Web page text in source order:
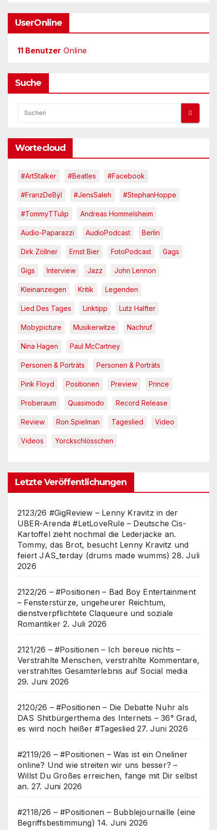
UserOnline
11 Benutzer Online
Suche
Wortecloud
#ArtStalker #Beatles #Facebook
#FranzDeBÿl #JensSaleh #StephanHoppe
#TommyTTulip Andreas Hommelsheim
Audio-Paparazzi AudioPodcast Berlin
Dirk Zöllner Ernst Bier FotoPodcast Gags
Gigs Interview Jazz John Lennon
Kleinanzeigen Kritik Legenden
Lied Des Tages Linktipp Lutz Halfter
Mobypicture Musikerwitze Nachruf
Nina Hagen Paul McCartney
Personen & Porträts Personen & Porträts
Pink Floyd Positionen Preview Prince
Proberaum Quasimodo Record Release
Review Ron Spielman Tageslied Video
Videos Yorckschlösschen
Letzte Veröffentlichungen
2123/26 #GigReview – Lenny Kravitz in der
UBER-Arenda #LetLoveRule – Deutsche Cis-
Kartoffel zieht nochmal die Lederjacke an.
Tommy, das Brot, besucht Lenny Kravitz und
feiert JAS_terday (drums made wumms) 28. Juli
2026
2122/26 – #Positionen – Bad Boy Entertainment
– Fensterstürze, ungeheurer Reichtum,
dienstverpflichtete Claqueure und soziale
Romantiker 2. Juli 2026
2121/26 – #Positionen – Ich bereue nichts –
Verstrahlte Menschen, verstrahlte Kommentare,
verstrahltes Gesamterlebnis auf Social media
29. Juni 2026
2120/26 – #Positionen – Die Debatte Nuhr als
DAS Shitbürgerthema des Internets – 36° Grad,
es wird noch heißer #Tageslied 27. Juni 2026
#2119/26 – #Positionen – Was ist ein Oneliner
online? Und wie streiten wir uns besser? –
Willst Du Großes erreichen, fange mit Dir selbst
an. 27. Juni 2026
#2118/26 – #Positionen – Bubblejournaille (eine
Begriffsbestimmung) 14. Juni 2026